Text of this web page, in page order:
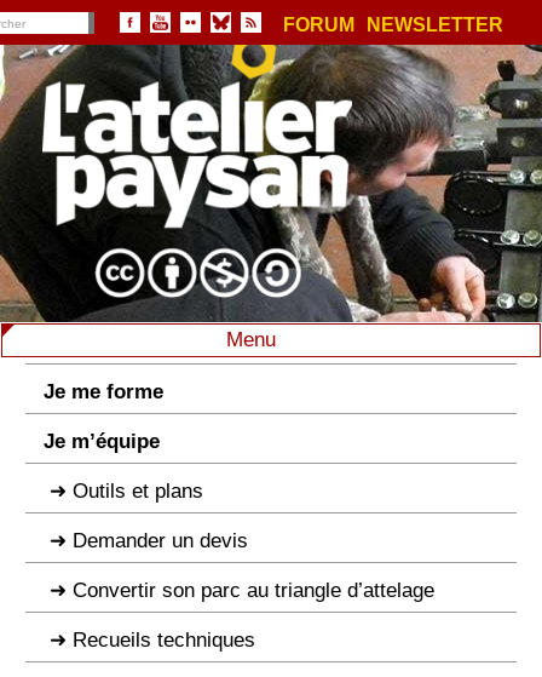
FORUM NEWSLETTER
Menu
Je me forme
Je m’équipe
Outils et plans
Demander un devis
Convertir son parc au triangle d’attelage
Recueils techniques